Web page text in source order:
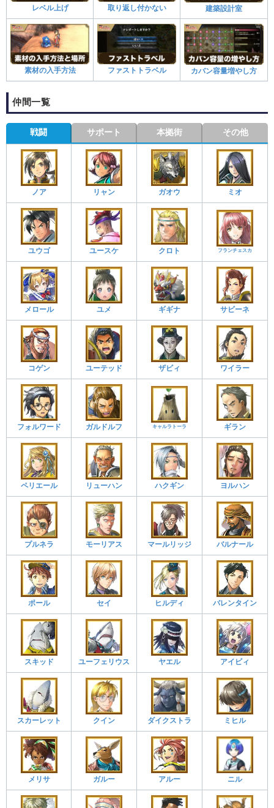
レベル上げ 取り返し付かない 建築設計室
素材の入手方法 ファストトラベル カバン容量増やし方
仲間一覧
戦闘 サポート 本拠街 その他
ノア リャン ガオウ ミオ
ユウゴ ユースケ クロト フランチェスカ
メロール ユメ ギギナ サビーネ
コゲン ユーテッド ザビィ ワイラー
フォルワード ガルドルフ キャルラトーラ ギラン
ペリエール リューハン ハクギン ヨルハン
プルネラ モーリアス マールリッジ バルナール
ポール セイ ヒルディ バレンタイン
スキッド ユーフェリウス ヤエル アイビィ
スカーレット クイン ダイクストラ ミヒル
メリサ ガルー アルー ニル